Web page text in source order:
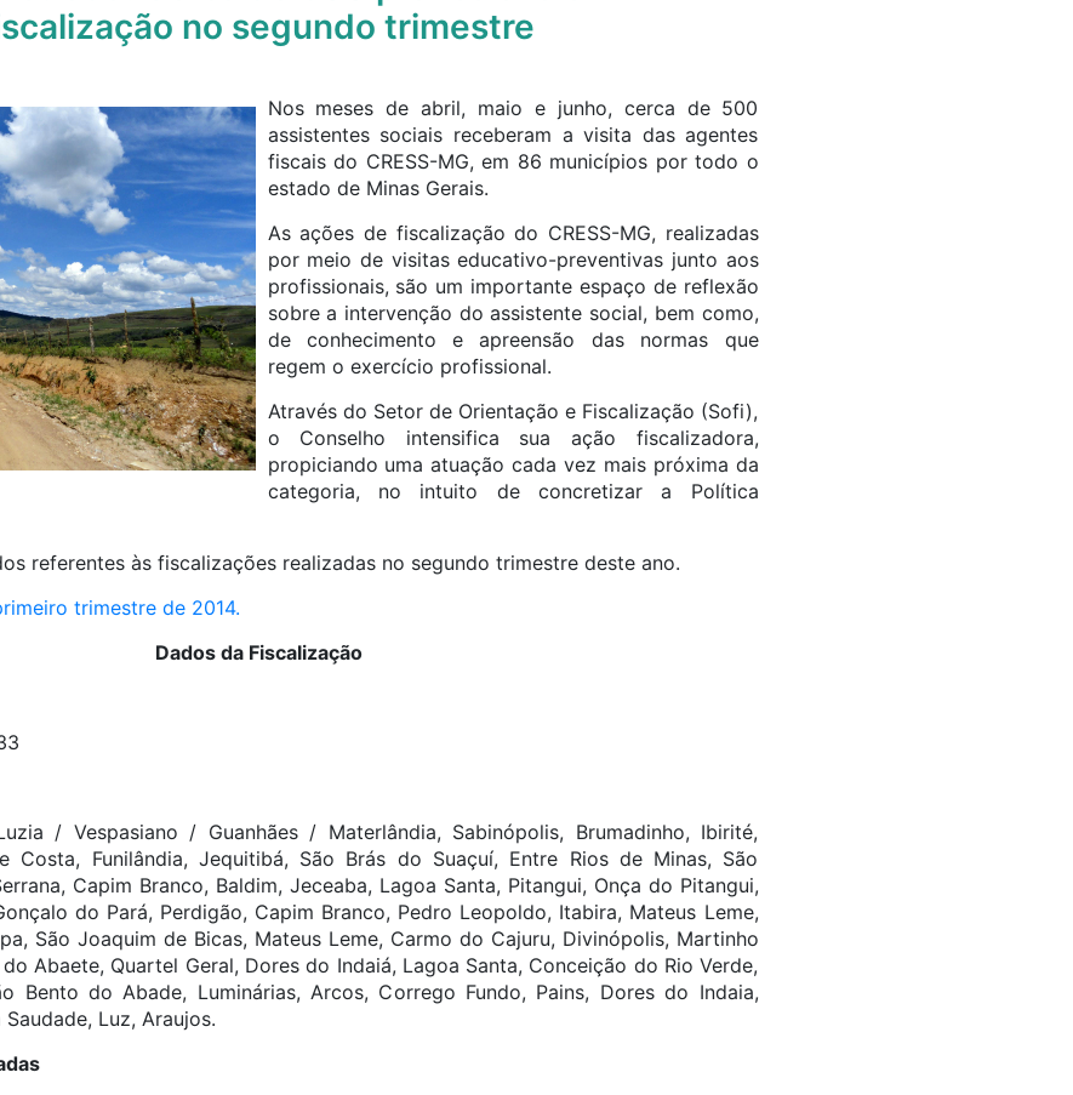
no segundo trimestre
Nos meses de abril, maio e junho, cerca de 500
assistentes sociais receberam a visita das agentes
fiscais do CRESS-MG, em 86 municípios por todo o
estado de Minas Gerais.
As ações de fiscalização do CRESS-MG, realizadas
por meio de visitas educativo-preventivas junto aos
profissionais, são um importante espaço de reflexão
sobre a intervenção do assistente social, bem como,
de conhecimento e apreensão das normas que
regem o exercício profissional.
Através do Setor de Orientação e Fiscalização (Sofi),
o Conselho intensifica sua ação fiscalizadora,
propiciando uma atuação cada vez mais próxima da
categoria, no intuito de concretizar a Política
referentes às fiscalizações realizadas no segundo trimestre deste ano.
trimestre de 2014.
Dados da Fiscalização
/ Vespasiano / Guanhães / Materlândia, Sabinópolis, Brumadinho, Ibirité,
Costa, Funilândia, Jequitibá, São Brás do Suaçuí, Entre Rios de Minas, São
Capim Branco, Baldim, Jeceaba, Lagoa Santa, Pitangui, Onça do Pitangui,
do Pará, Perdigão, Capim Branco, Pedro Leopoldo, Itabira, Mateus Leme,
São Joaquim de Bicas, Mateus Leme, Carmo do Cajuru, Divinópolis, Martinho
Abaete, Quartel Geral, Dores do Indaiá, Lagoa Santa, Conceição do Rio Verde,
Bento do Abade, Luminárias, Arcos, Corrego Fundo, Pains, Dores do Indaia,
Luz, Araujos.